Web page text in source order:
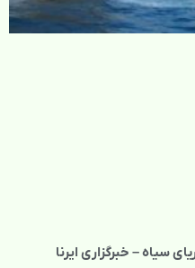
سیاه – خبرگزاری ایرنا